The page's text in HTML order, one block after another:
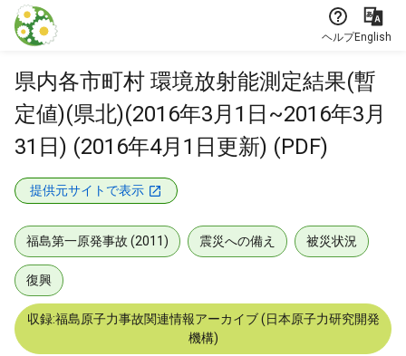
本文に飛ぶ
ヘルプEnglish
県内各市町村 環境放射能測定結果(暫
定値)(県北)(2016年3月1日~2016年3月
31日) (2016年4月1日更新) (PDF)
提供元サイトで表示
福島第一原発事故 (2011) 震災への備え 被災状況
復興
収録:福島原子力事故関連情報アーカイブ (日本原子力研究開発
機構)